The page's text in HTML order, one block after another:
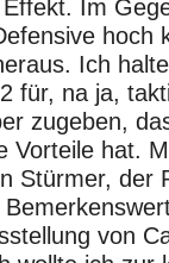
Im
hoch
Ich
für, na ja,
zugeben,
Vorteile hat.
Stürmer, der
von